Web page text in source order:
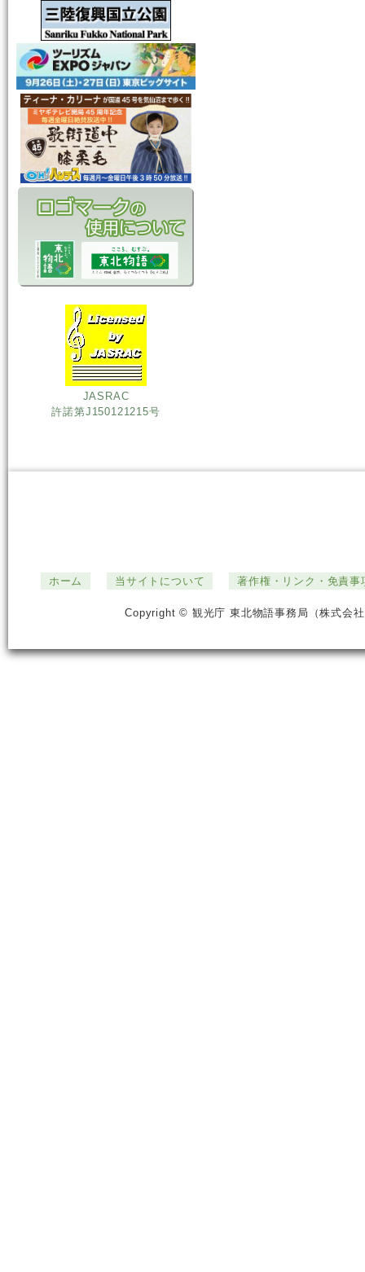
JASRAC
許諾第J150121215号
ホーム 当サイトについて 著作権・リンク・免責事
Copyright © 観光庁 東北物語事務局（株式会